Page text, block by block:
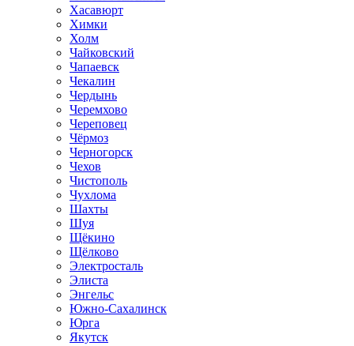
Хасавюрт
Химки
Холм
Чайковский
Чапаевск
Чекалин
Чердынь
Черемхово
Череповец
Чёрмоз
Черногорск
Чехов
Чистополь
Чухлома
Шахты
Шуя
Щёкино
Щёлково
Электросталь
Элиста
Энгельс
Южно-Сахалинск
Юрга
Якутск